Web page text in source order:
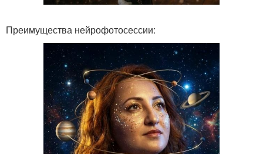
Преимущества нейрофотосессии: